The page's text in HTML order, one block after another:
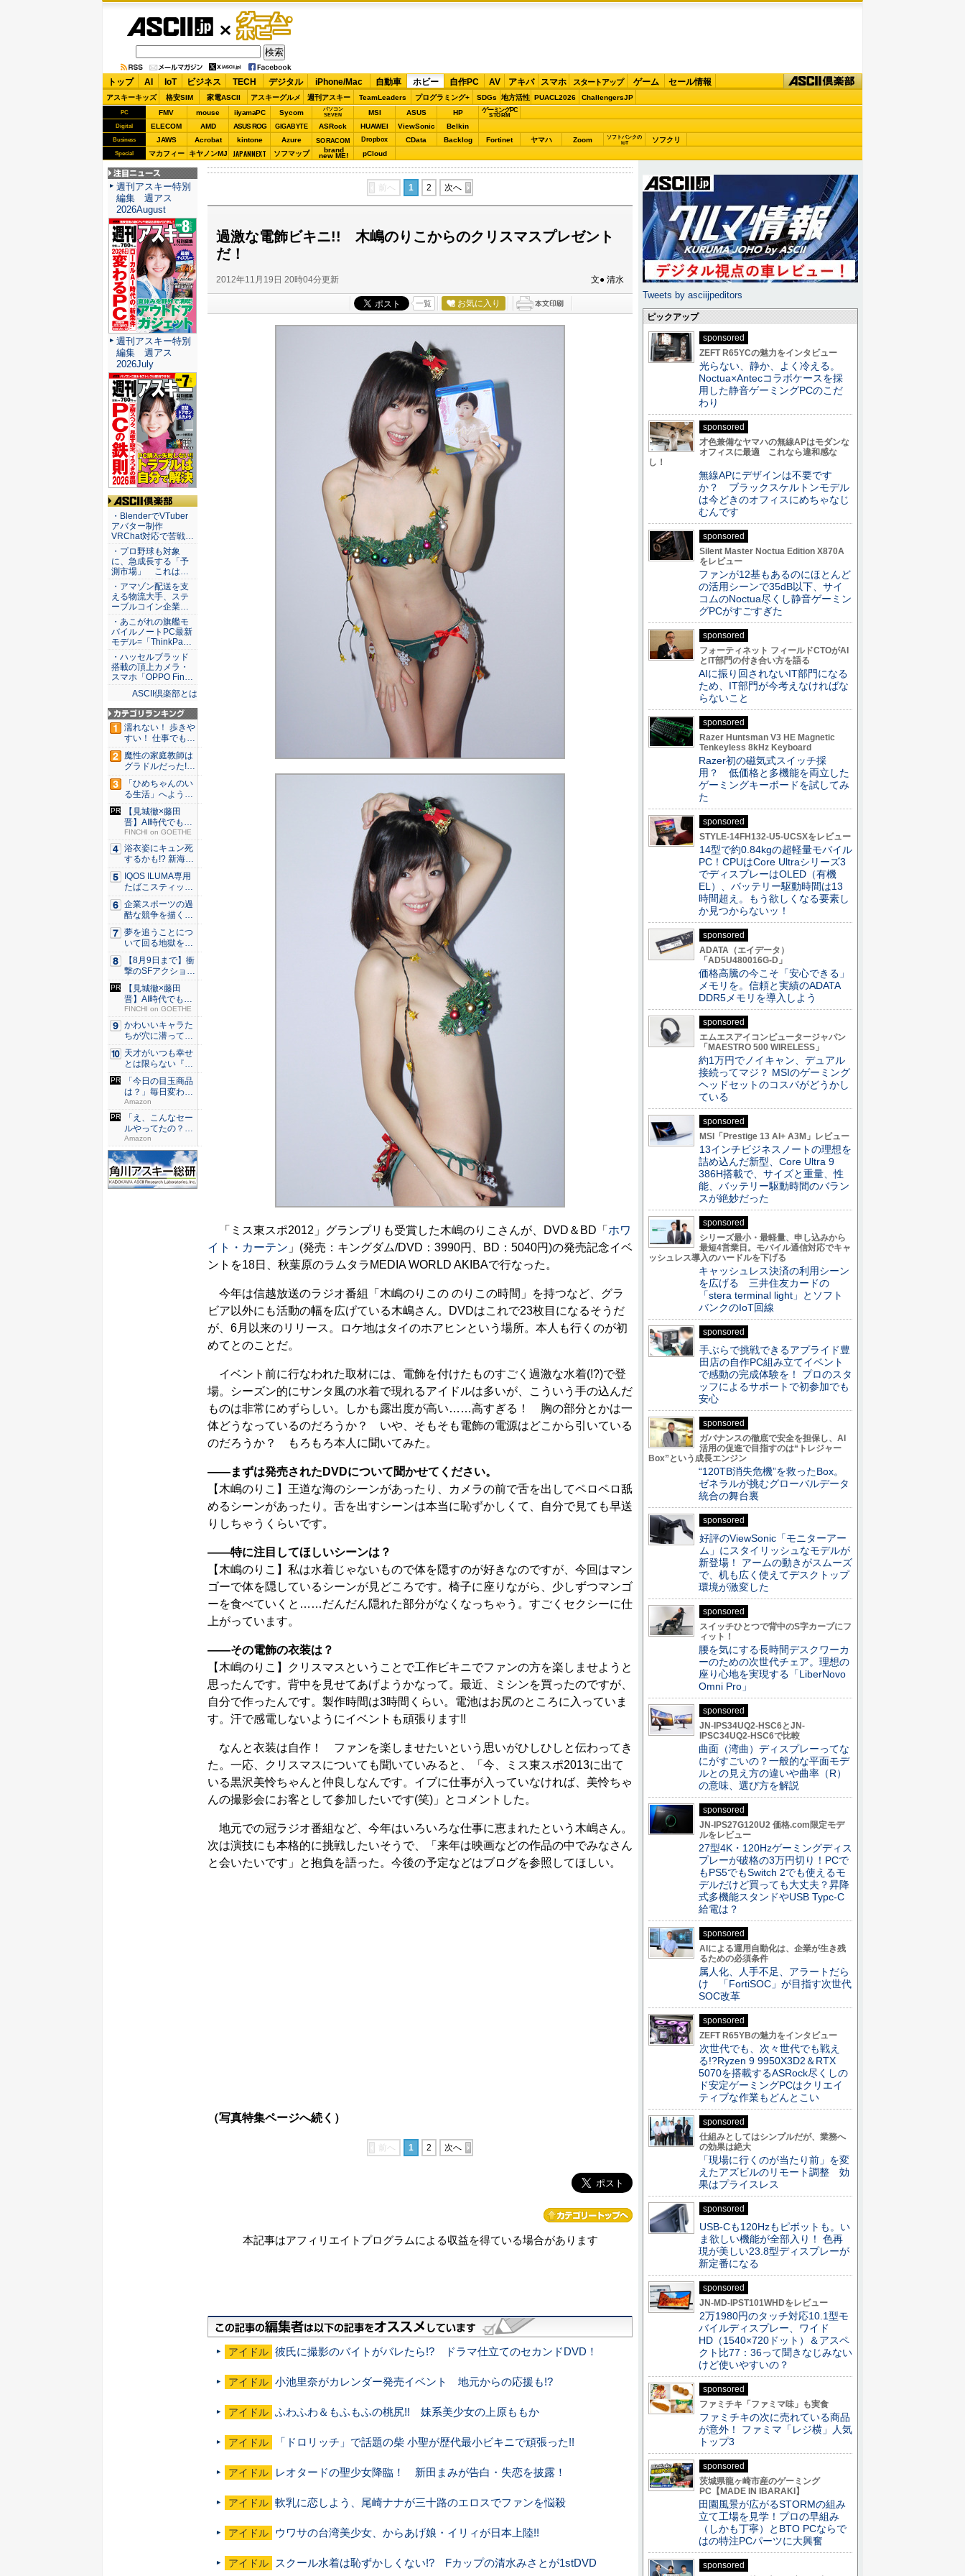
ゲーム・
ホビー
トップ AI IoT ビジネス TECH デジタル iPhone/Mac 自動車 ホビー 自作PC AV アキバ スマホ スタートアップ ゲーム セール情報
アスキーキッズ 格安SIM 家電ASCII アスキーグルメ 週刊アスキー TeamLeaders プログラミング+ SDGs 地方活性 PUACL2026 ChallengersJP
PC FMV mouse iiyamaPC Sycom
パソコン
SEVEN
MSI ASUS HP ゲーミングPC
STORM
Digital ELECOM AMD ASUS ROG GIGABYTE ASRock HUAWEI ViewSonic Belkin
Business JAWS Acrobat kintone Azure SORACOM Dropbox CData Backlog Fortinet ヤマハ Zoom
ソフトバンクの
IoT
ソフクリ
Special マカフィー キヤノンMJ JAPANNEXT ソフマップ brand
new ME! pCloud
前へ 1 2 次へ
過激な電飾ビキニ!! 木嶋のりこからのクリスマスプレゼント
だ！
2012年11月19日 20時04分更新 文● 清水
一覧 お気に入り
「ミス東スポ2012」グランプリも受賞した木嶋のりこさんが、DVD＆BD「 ホワ
イト・カーテン 」(発売：キングダム/DVD：3990円、BD：5040円)の発売記念イベ
ントを18日、秋葉原のラムタラMEDIA WORLD AKIBAで行なった。
今年は信越放送のラジオ番組「木嶋のりこの のりこの時間」を持つなど、グラ
ビア以外にも活動の幅を広げている木嶋さん。DVDはこれで23枚目になるそうだ
が、6月以来のリリース。ロケ地はタイのホアヒンという場所。本人も行くのが初
めてとのことだ。
イベント前に行なわれた取材には、電飾を付けたものすごく過激な水着(!?)で登
場。シーズン的にサンタ風の水着で現れるアイドルは多いが、こういう手の込んだ
ものは非常にめずらしい。しかも露出度が高い……高すぎる！ 胸の部分とかは一
体どうなっているのだろうか？ いや、そもそも電飾の電源はどこから引いている
のだろうか？ もろもろ本人に聞いてみた。
――まずは発売されたDVDについて聞かせてください。
【木嶋のりこ】王道な海のシーンがあったり、カメラの前で舌を出してペロペロ舐
めるシーンがあったり。舌を出すシーンは本当に恥ずかしくて、自分で見ても早送
りしちゃうくらいです。
――特に注目してほしいシーンは？
【木嶋のりこ】私は水着じゃないもので体を隠すのが好きなのですが、今回はマン
ゴーで体を隠しているシーンが見どころです。椅子に座りながら、少しずつマンゴ
ーを食べていくと……だんだん隠れた部分がなくなっちゃう。すごくセクシーに仕
上がっています。
――その電飾の衣装は？
【木嶋のりこ】クリスマスということで工作ビキニでファンの方を楽しませようと
思ったんです。背中を見せてあげようかなって。最近、ミシンを買ったのですが、
自分で作ったんです。製作時間は3時間くらい。電池はお尻のところに入っていま
す。汗で感電しないようにイベントも頑張ります!!
なんと衣装は自作！ ファンを楽しませたいという思いがひしひしと伝わってき
た。一応、クリスマスについても聞いていみると、「今、ミス東スポ2013に出て
いる黒沢美怜ちゃんと仲良しなんです。イブに仕事が入っていなければ、美怜ちゃ
んの撮影会にお客として参加したいです(笑)」とコメントした。
地元での冠ラジオ番組など、今年はいろいろな仕事に恵まれたという木嶋さん。
次は演技にも本格的に挑戦したいそうで、「来年は映画などの作品の中でみなさん
と会いたいです」と抱負を語った。今後の予定などはブログを参照してほしい。
（写真特集ページへ続く）
前へ 1 2 次へ
本記事はアフィリエイトプログラムによる収益を得ている場合があります
アイドル 彼氏に撮影のバイトがバレたら!? ドラマ仕立てのセカンドDVD！
アイドル 小池里奈がカレンダー発売イベント 地元からの応援も!?
アイドル ふわふわ＆もふもふの桃尻!! 妹系美少女の上原ももか
アイドル 「ドロリッチ」で話題の柴 小聖が歴代最小ビキニで頑張った!!
アイドル レオタードの聖少女降臨！ 新田まみが告白・失恋を披露！
アイドル 軟乳に恋しよう、尾崎ナナが三十路のエロスでファンを悩殺
アイドル ウワサの台湾美少女、からあげ娘・イリィが日本上陸!!
アイドル スクール水着は恥ずかしくない!? Fカップの清水みさとが1stDVD
注目ニュース
週刊アスキー特別
編集 週アス
2026August
週刊アスキー特別
編集 週アス
2026July
ASCII倶楽部
・BlenderでVTuber
アバター制作
VRChat対応で苦戦…
・プロ野球も対象
に、急成長する「予
測市場」 これは…
・アマゾン配送を支
える物流大手、ステ
ーブルコイン企業…
・あこがれの旗艦モ
バイルノートPC最新
モデル=「ThinkPa…
・ハッセルブラッド
搭載の頂上カメラ・
スマホ「OPPO Fin…
ASCII倶楽部とは
濡れない！ 歩きや
すい！ 仕事でも履
ける...
魔性の家庭教師は
グラドルだった!?
村雨...
「ひめちゃんのい
る生活」へようこ
そ！ 「...
【見城徹×藤田
晋】AI時代でも変
わらない...
FINCHI on GOETHE
浴衣姿にキュン死
するかも!? 新海ま
きが...
IQOS ILUMA専用
たばこスティッ
ク...
企業スポーツの過
酷な競争を描く『J
JM ...
夢を追うことにつ
いて回る地獄を描
く『二階...
【8月9日まで】衝
撃のSFアクション
『G...
【見城徹×藤田
晋】AI時代でも変
わらない...
FINCHI on GOETHE
かわいいキャラた
ちが穴に潜ってひ
どい目に...
天才がいつも幸せ
とは限らない『ダ
イヤモン...
「今日の目玉商品
は？」毎日変わる
Amaz...
Amazon
「え、こんなセー
ルやってたの？」
80％O...
Amazon
Tweets by asciijpeditors
ピックアップ
sponsored
ZEFT R65YCの魅力をインタビュー
光らない、静か、よく冷える。
Noctua×Antecコラボケースを採
用した静音ゲーミングPCのこだ
わり
sponsored
才色兼備なヤマハの無線APはモダンな
オフィスに最適 これなら違和感な
し！
無線APにデザインは不要です
か？ ブラックスケルトンモデル
は今どきのオフィスにめちゃなじ
むんです
sponsored
Silent Master Noctua Edition X870A
をレビュー
ファンが12基もあるのにほとんど
の活用シーンで35dB以下、サイ
コムのNoctua尽くし静音ゲーミン
グPCがすごすぎた
sponsored
フォーティネット フィールドCTOがAI
とIT部門の付き合い方を語る
AIに振り回されないIT部門になる
ため、IT部門が今考えなければな
らないこと
sponsored
Razer Huntsman V3 HE Magnetic
Tenkeyless 8kHz Keyboard
Razer初の磁気式スイッチ採
用？ 低価格と多機能を両立した
ゲーミングキーボードを試してみ
た
sponsored
STYLE-14FH132-U5-UCSXをレビュー
14型で約0.84kgの超軽量モバイル
PC！CPUはCore Ultraシリーズ3
でディスプレーはOLED（有機
EL）、バッテリー駆動時間は13
時間超え。もう欲しくなる要素し
か見つからないッ！
sponsored
ADATA（エイデータ）
「AD5U480016G-D」
価格高騰の今こそ「安心できる」
メモリを。信頼と実績のADATA
DDR5メモリを導入しよう
sponsored
エムエスアイコンピュータージャパン
「MAESTRO 500 WIRELESS」
約1万円でノイキャン、デュアル
接続ってマジ？ MSIのゲーミング
ヘッドセットのコスパがどうかし
ている
sponsored
MSI「Prestige 13 AI+ A3M」レビュー
13インチビジネスノートの理想を
詰め込んだ新型、Core Ultra 9
386H搭載で、サイズと重量、性
能、バッテリー駆動時間のバラン
スが絶妙だった
sponsored
シリーズ最小・最軽量、申し込みから
最短4営業日。モバイル通信対応でキャ
ッシュレス導入のハードルを下げる
キャッシュレス決済の利用シーン
を広げる 三井住友カードの
「stera terminal light」とソフト
バンクのIoT回線
sponsored
手ぶらで挑戦できるアプライド豊
田店の自作PC組み立てイベント
で感動の完成体験を！ プロのスタ
ッフによるサポートで初参加でも
安心
sponsored
ガバナンスの徹底で安全を担保し、AI
活用の促進で目指すのは“トレジャー
Box”という成長エンジン
“120TB消失危機”を救ったBox。
ゼネラルが挑むグローバルデータ
統合の舞台裏
sponsored
好評のViewSonic「モニターアー
ム」にスタイリッシュなモデルが
新登場！ アームの動きがスムーズ
で、机も広く使えてデスクトップ
環境が激変した
sponsored
スイッチひとつで背中のS字カーブにフ
ィット！
腰を気にする長時間デスクワーカ
ーのための次世代チェア。理想の
座り心地を実現する「LiberNovo
Omni Pro」
sponsored
JN-IPS34UQ2-HSC6とJN-
IPSC34UQ2-HSC6で比較
曲面（湾曲）ディスプレーってな
にがすごいの？一般的な平面モデ
ルとの見え方の違いや曲率（R）
の意味、選び方を解説
sponsored
JN-IPS27G120U2 価格.com限定モデ
ルをレビュー
27型4K・120Hzゲーミングディス
プレーが破格の3万円切り！PCで
もPS5でもSwitch 2でも使えるモ
デルだけど買っても大丈夫？昇降
式多機能スタンドやUSB Typc-C
給電は？
sponsored
AIによる運用自動化は、企業が生き残
るための必須条件
属人化、人手不足、アラートだら
け 「FortiSOC」が目指す次世代
SOC改革
sponsored
ZEFT R65YBの魅力をインタビュー
次世代でも、次々世代でも戦え
る!?Ryzen 9 9950X3D2＆RTX
5070を搭載するASRock尽くしの
ド安定ゲーミングPCはクリエイ
ティブな作業もどんとこい
sponsored
仕組みとしてはシンプルだが、業務へ
の効果は絶大
「現場に行くのが当たり前」を変
えたアズビルのリモート調整 効
果はプライスレス
sponsored
USB-Cも120Hzもピボットも。い
ま欲しい機能が全部入り！ 色再
現が美しい23.8型ディスプレーが
新定番になる
sponsored
JN-MD-IPST101WHDをレビュー
2万1980円のタッチ対応10.1型モ
バイルディスプレー、ワイド
HD（1540×720ドット）＆アスペ
クト比77：36って聞きなじみない
けど使いやすいの？
sponsored
ファミチキ「ファミマ味」も実食
ファミチキの次に売れている商品
が意外！ ファミマ「レジ横」人気
トップ3
sponsored
茨城県龍ヶ崎市産のゲーミング
PC【MADE IN IBARAKI】
田園風景が広がるSTORMの組み
立て工場を見学！プロの早組み
（しかも丁寧）とBTO PCならで
はの特注PCパーツに大興奮
sponsored